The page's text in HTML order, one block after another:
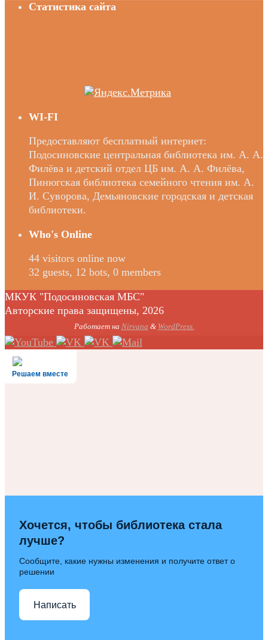
Статистика сайта
WI-FI
Предоставляют бесплатный интернет:
Подосиновские центральная библиотека им. А. А.
Филёва и детский отдел ЦБ им. А. А. Филёва,
Пинюгская библиотека семейного чтения им. А.
И. Суворова, Демьяновские городская и детская
библиотеки.
Who's Online
44 visitors online now
32 guests, 12 bots, 0 members
МКУК "Подосиновская МБС"
Авторские права защищены, 2026
Работает на Nirvana & WordPress.
Решаем вместе
Хочется, чтобы библиотека стала
лучше?
Сообщите, какие нужны изменения и получите ответ о
решении
Написать